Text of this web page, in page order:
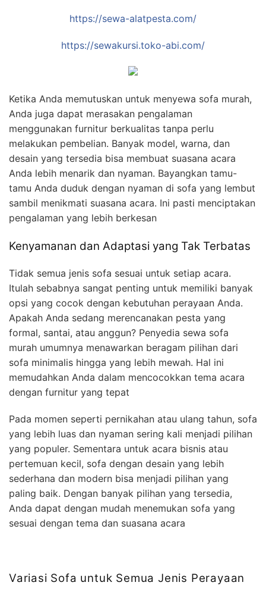
https://sewa-alatpesta.com/
https://sewakursi.toko-abi.com/
Ketika Anda memutuskan untuk menyewa sofa murah,
Anda juga dapat merasakan pengalaman
menggunakan furnitur berkualitas tanpa perlu
melakukan pembelian. Banyak model, warna, dan
desain yang tersedia bisa membuat suasana acara
Anda lebih menarik dan nyaman. Bayangkan tamu-
tamu Anda duduk dengan nyaman di sofa yang lembut
sambil menikmati suasana acara. Ini pasti menciptakan
pengalaman yang lebih berkesan
Kenyamanan dan Adaptasi yang Tak Terbatas
Tidak semua jenis sofa sesuai untuk setiap acara.
Itulah sebabnya sangat penting untuk memiliki banyak
opsi yang cocok dengan kebutuhan perayaan Anda.
Apakah Anda sedang merencanakan pesta yang
formal, santai, atau anggun? Penyedia sewa sofa
murah umumnya menawarkan beragam pilihan dari
sofa minimalis hingga yang lebih mewah. Hal ini
memudahkan Anda dalam mencocokkan tema acara
dengan furnitur yang tepat
Pada momen seperti pernikahan atau ulang tahun, sofa
yang lebih luas dan nyaman sering kali menjadi pilihan
yang populer. Sementara untuk acara bisnis atau
pertemuan kecil, sofa dengan desain yang lebih
sederhana dan modern bisa menjadi pilihan yang
paling baik. Dengan banyak pilihan yang tersedia,
Anda dapat dengan mudah menemukan sofa yang
sesuai dengan tema dan suasana acara
Variasi Sofa untuk Semua Jenis Perayaan